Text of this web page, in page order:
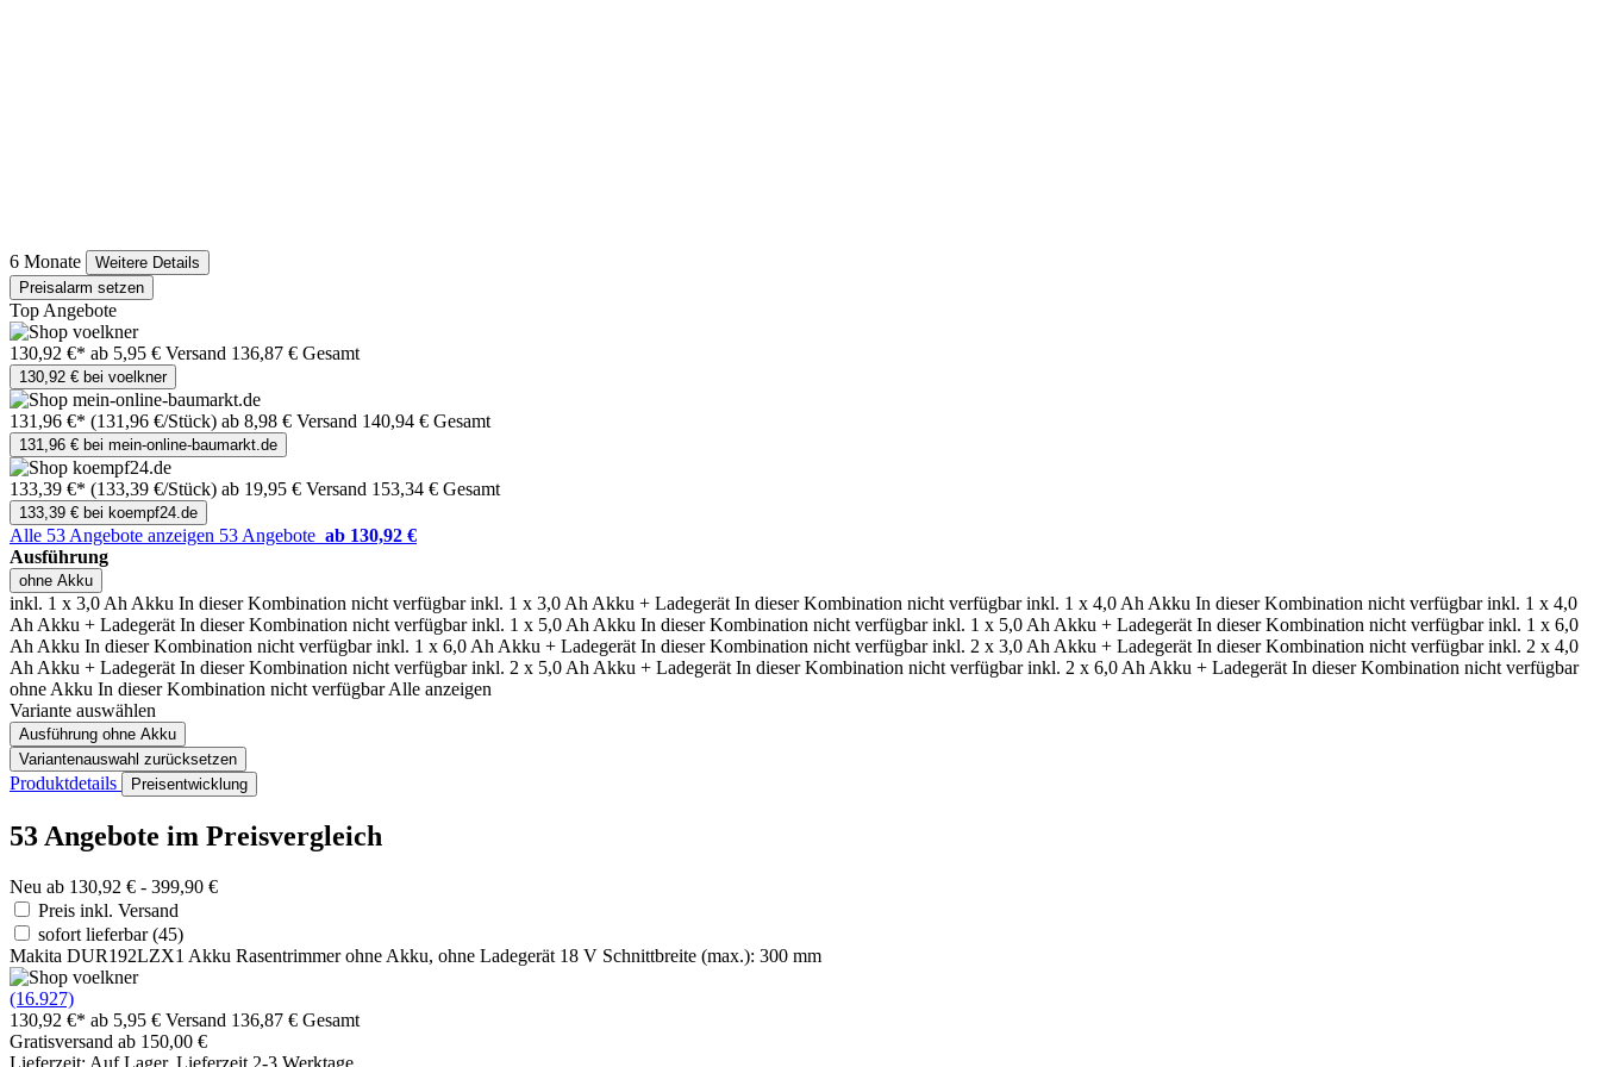
6 Monate
Weitere Details
Preisalarm setzen
Top Angebote
130,92 €* ab 5,95 € Versand 136,87 € Gesamt
130,92 € bei voelkner
131,96 €* (131,96 €/Stück) ab 8,98 € Versand 140,94 € Gesamt
131,96 € bei mein-online-baumarkt.de
133,39 €* (133,39 €/Stück) ab 19,95 € Versand 153,34 € Gesamt
133,39 € bei koempf24.de
Alle 53 Angebote anzeigen 53 Angebote ab 130,92 €
Ausführung
ohne Akku
inkl. 1 x 3,0 Ah Akku In dieser Kombination nicht verfügbar inkl. 1 x 3,0 Ah Akku + Ladegerät In dieser Kombination nicht verfügbar inkl. 1 x 4,0 Ah Akku In dieser Kombination nicht verfügbar inkl. 1 x 4,0
Ah Akku + Ladegerät In dieser Kombination nicht verfügbar inkl. 1 x 5,0 Ah Akku In dieser Kombination nicht verfügbar inkl. 1 x 5,0 Ah Akku + Ladegerät In dieser Kombination nicht verfügbar inkl. 1 x 6,0
Ah Akku In dieser Kombination nicht verfügbar inkl. 1 x 6,0 Ah Akku + Ladegerät In dieser Kombination nicht verfügbar inkl. 2 x 3,0 Ah Akku + Ladegerät In dieser Kombination nicht verfügbar inkl. 2 x 4,0
Ah Akku + Ladegerät In dieser Kombination nicht verfügbar inkl. 2 x 5,0 Ah Akku + Ladegerät In dieser Kombination nicht verfügbar inkl. 2 x 6,0 Ah Akku + Ladegerät In dieser Kombination nicht verfügbar
ohne Akku In dieser Kombination nicht verfügbar Alle anzeigen
Variante auswählen
Ausführung ohne Akku
Variantenauswahl zurücksetzen
Produktdetails Preisentwicklung
53 Angebote im Preisvergleich
Neu ab 130,92 € - 399,90 €
Preis inkl. Versand
sofort lieferbar(45)
Makita DUR192LZX1 Akku Rasentrimmer ohne Akku, ohne Ladegerät 18 V Schnittbreite (max.): 300 mm
(16.927)
130,92 €* ab 5,95 € Versand 136,87 € Gesamt
Gratisversand ab 150,00 €
Lieferzeit: Auf Lager, Lieferzeit 2-3 Werktage